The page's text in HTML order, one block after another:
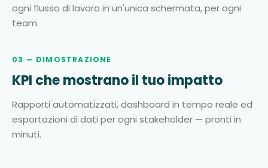
ogni flusso di lavoro in un'unica schermata, per ogni
team.
03 — DIMOSTRAZIONE
KPI che mostrano il tuo impatto
Rapporti automatizzati, dashboard in tempo reale ed
esportazioni di dati per ogni stakeholder — pronti in
minuti.